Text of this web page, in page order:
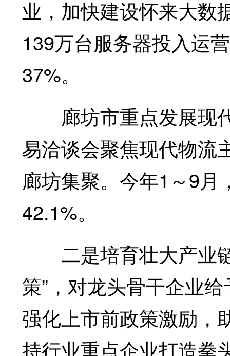
业，加快建设怀来大数
139万台服务器投入运
37%。
廊坊市重点发展现
易洽谈会聚焦现代物流
廊坊集聚。今年1～9
42.1%。
二是培育壮大产业链
策”，对龙头骨干企业
强化上市前政策激励，
持行业重点企业打造拳